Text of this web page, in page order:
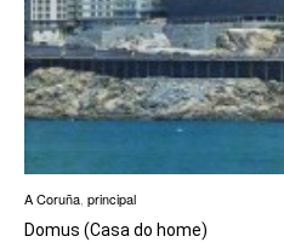
A Coruña, principal
Domus (Casa do home)